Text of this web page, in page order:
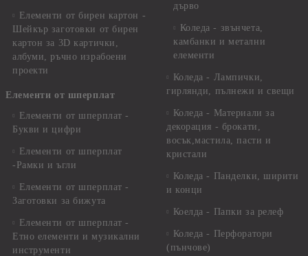
Елементи от бирен картон -
Шейкър заготовки от бирен
картон за 3D картички,
албуми, ръчно израбоени
проекти
Елементи от шперплат
Елементи от шперплат -
Букви и цифри
Елементи от шперплат
-Рамки и ъгли
Елементи от шперплат -
Заготовки за бижута
Елементи от шперплат -
Етно елементи и музикални
инструменти
дърво
Коледа - звънчета,
камбанки и метални
елементи
Коледа - Лампички,
гирлянди, пълнежи и свещи
Коледа - Материали за
декорация - брокати,
восък,мастила, пасти и
кристали
Коледа - Панделки, ширити
и конци
Коелда - Папки за релеф
Коледа - Перфоратори
(пънчове)